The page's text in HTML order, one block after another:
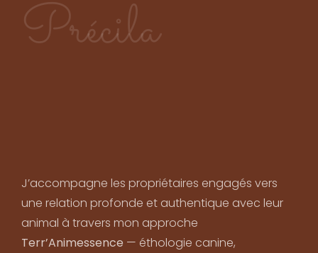
Précila
J’accompagne les propriétaires engagés vers
une relation profonde et authentique avec leur
animal à travers mon approche
Terr’Animessence — éthologie canine,